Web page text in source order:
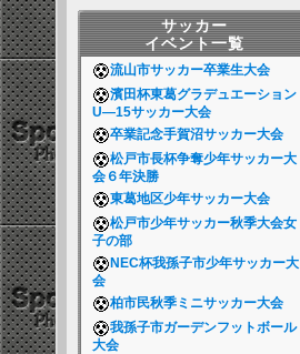
サッカー
イベント一覧
流山市サッカー卒業生大会
濱田杯東葛グラデュエーション
U―15サッカー大会
卒業記念手賀沼サッカー大会
松戸市長杯争奪少年サッカー大
会６年決勝
東葛地区少年サッカー大会
松戸市少年サッカー秋季大会女
子の部
NEC杯我孫子市少年サッカー大
会
柏市民秋季ミニサッカー大会
我孫子市ガーデンフットボール
大会